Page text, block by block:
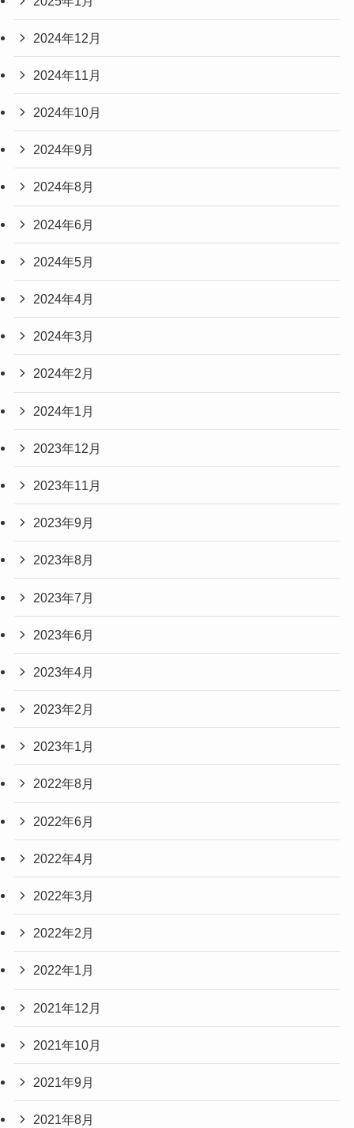
2024年12月
2024年11月
2024年10月
2024年9月
2024年8月
2024年6月
2024年5月
2024年4月
2024年3月
2024年2月
2024年1月
2023年12月
2023年11月
2023年9月
2023年8月
2023年7月
2023年6月
2023年4月
2023年2月
2023年1月
2022年8月
2022年6月
2022年4月
2022年3月
2022年2月
2022年1月
2021年12月
2021年10月
2021年9月
2021年8月